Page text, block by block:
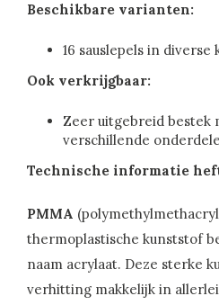
Beschikbare varianten:
16 sauslepels in diverse
Ook verkrijgbaar:
Zeer uitgebreid bestek
verschillende
Technische informatie
PMMA
thermoplastische kunststof
naam acrylaat. Deze sterke
verhitting makkelijk in